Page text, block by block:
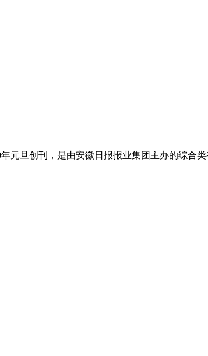
元旦创刊，是由安徽日报报业集团主办的综合